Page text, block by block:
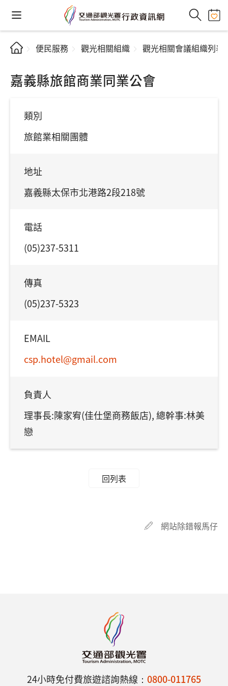
便民服務 觀光相關組織 觀光相關會議組織列表
嘉義縣旅館商業同業公會
類別
旅館業相關團體
地址
嘉義縣太保市北港路2段218號
電話
(05)237-5311
傳真
(05)237-5323
EMAIL
csp.hotel@gmail.com
負責人
理事長:陳家宥(佳仕堡商務飯店), 總幹事:林美
戀
回列表
網站除錯報馬仔
24小時免付費旅遊諮詢熱線： 0800-011765